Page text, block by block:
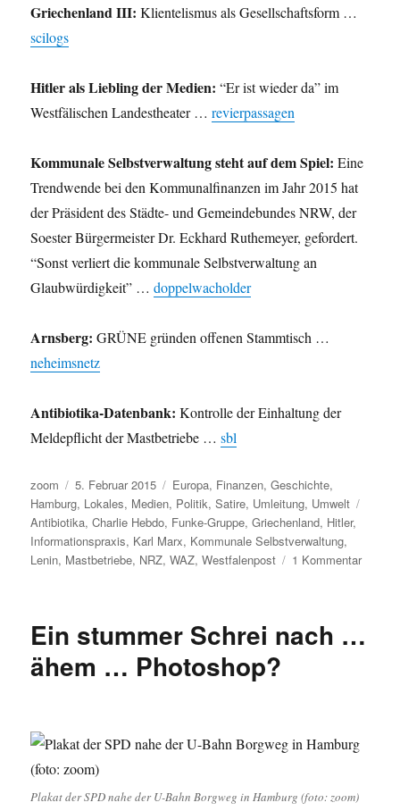
Griechenland III: Klientelismus als Gesellschaftsform …
scilogs
Hitler als Liebling der Medien: “Er ist wieder da” im
Westfälischen Landestheater …revierpassagen
Kommunale Selbstverwaltung steht auf dem Spiel: Eine
Trendwende bei den Kommunalfinanzen im Jahr 2015 hat
der Präsident des Städte- und Gemeindebundes NRW, der
Soester Bürgermeister Dr. Eckhard Ruthemeyer, gefordert.
“Sonst verliert die kommunale Selbstverwaltung an
Glaubwürdigkeit” …doppelwacholder
Arnsberg: GRÜNE gründen offenen Stammtisch …
neheimsnetz
Antibiotika-Datenbank: Kontrolle der Einhaltung der
Meldepflicht der Mastbetriebe …sbl
Autor
zoom
Veröffentlicht
am
5. Februar 2015 Kategorien
Europa, Finanzen,Geschichte,
Hamburg, Lokales, Medien, Politik,Satire, Umleitung, Umwelt
Antibiotika,Charlie Hebdo, Funke-Gruppe,Griechenland, Hitler,
Informationspraxis, Karl Marx, Kommunale Selbstverwaltung,
Lenin, Mastbetriebe, NRZ,WAZ,Westfalenpost 1 Kommentarzu
Ein stummer Schrei nach …
ähem … Photoshop?
Plakat der SPD nahe der U-Bahn Borgweg in Hamburg (foto: zoom)